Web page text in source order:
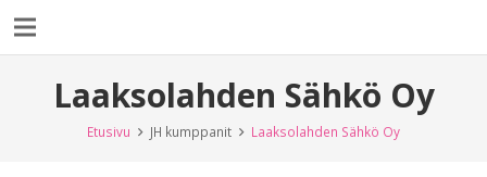
Laaksolahden Sähkö Oy
Etusivu JH kumppanit Laaksolahden Sähkö Oy